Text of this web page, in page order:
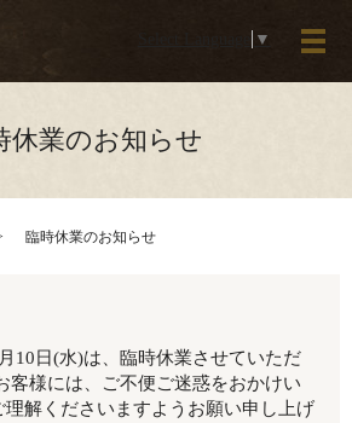
メ
▼
休業のお知らせ
臨時休業のお知らせ
10日(水)は、臨時休業させていただ
客様には、ご不便ご迷惑をおかけい
理解くださいますようお願い申し上げ